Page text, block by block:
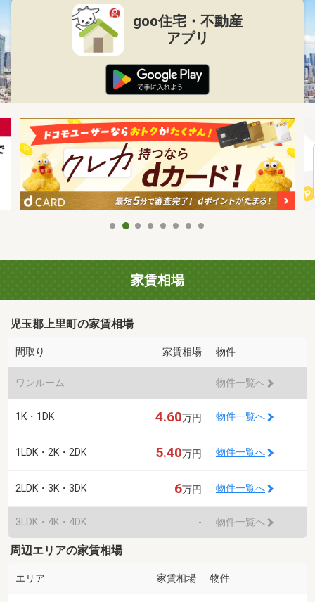
goo住宅・不動産
アプリ
家賃相場
児玉郡上里町の家賃相場
間取り 家賃相場 物件
ワンルーム - 物件一覧へ
1K・1DK 4.60万円 物件一覧へ
1LDK・2K・2DK 5.40万円 物件一覧へ
2LDK・3K・3DK 6万円 物件一覧へ
3LDK・4K・4DK - 物件一覧へ
周辺エリアの家賃相場
エリア 家賃相場 物件